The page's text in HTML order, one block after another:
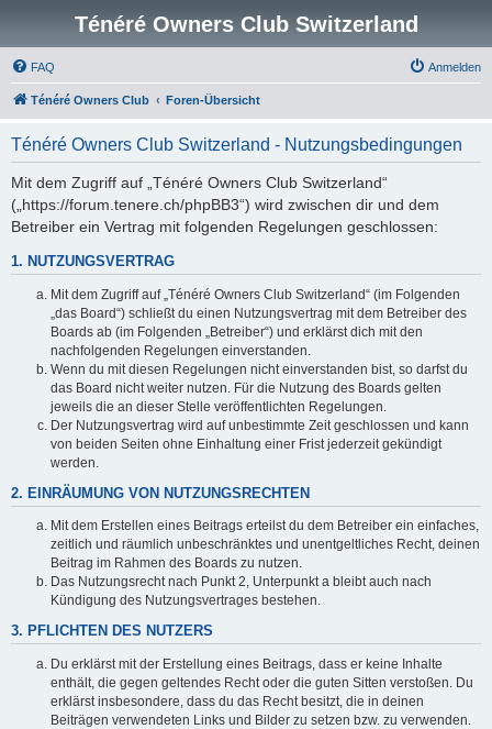
Ténéré Owners Club Switzerland
FAQ Anmelden
Ténéré Owners Club Foren-Übersicht
Ténéré Owners Club Switzerland - Nutzungsbedingungen
Mit dem Zugriff auf „Ténéré Owners Club Switzerland“
(„https://forum.tenere.ch/phpBB3“) wird zwischen dir und dem
Betreiber ein Vertrag mit folgenden Regelungen geschlossen:
1. NUTZUNGSVERTRAG
Mit dem Zugriff auf „Ténéré Owners Club Switzerland“ (im Folgenden
„das Board“) schließt du einen Nutzungsvertrag mit dem Betreiber des
Boards ab (im Folgenden „Betreiber“) und erklärst dich mit den
nachfolgenden Regelungen einverstanden.
Wenn du mit diesen Regelungen nicht einverstanden bist, so darfst du
das Board nicht weiter nutzen. Für die Nutzung des Boards gelten
jeweils die an dieser Stelle veröffentlichten Regelungen.
Der Nutzungsvertrag wird auf unbestimmte Zeit geschlossen und kann
von beiden Seiten ohne Einhaltung einer Frist jederzeit gekündigt
werden.
2. EINRÄUMUNG VON NUTZUNGSRECHTEN
Mit dem Erstellen eines Beitrags erteilst du dem Betreiber ein einfaches,
zeitlich und räumlich unbeschränktes und unentgeltliches Recht, deinen
Beitrag im Rahmen des Boards zu nutzen.
Das Nutzungsrecht nach Punkt 2, Unterpunkt a bleibt auch nach
Kündigung des Nutzungsvertrages bestehen.
3. PFLICHTEN DES NUTZERS
Du erklärst mit der Erstellung eines Beitrags, dass er keine Inhalte
enthält, die gegen geltendes Recht oder die guten Sitten verstoßen. Du
erklärst insbesondere, dass du das Recht besitzt, die in deinen
Beiträgen verwendeten Links und Bilder zu setzen bzw. zu verwenden.